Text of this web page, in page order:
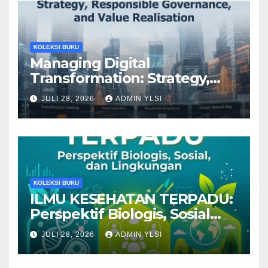
KOLEKSI BUKU
Managing Digital
Transformation: Strategy,
Responsible Governance,
and Value Realisation
JULI 28, 2026 ADMIN YLSI
KOLEKSI BUKU
ILMU KESEHATAN TERPADU:
Perspektif Biologis, Sosial
dan Lingkungan
JULI 28, 2026 ADMIN YLSI